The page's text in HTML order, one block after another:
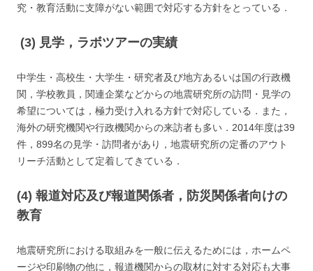
究・教育活動に支障がない範囲で対応する方針をとっている．
(3) 見学，ラボツアーの実績
中学生・高校生・大学生・研究者及び地方あるいは国の行政機
関，学校教員，関連企業などからの地震研究所の訪問・見学の
希望については，極力受け入れる方針で対応している．また，
海外の研究機関や行政機関からの来訪者も多い．2014年度は39
件，899名の見学・訪問者があり，地震研究所の定番のアウト
リーチ活動として定着してきている．
(4) 報道対応及び報道関係者，防災関係者向けの
教育
地震研究所における取組みを一般に伝えるためには，ホームペ
ージや印刷物の他に，報道機関からの取材に対する対応も大事